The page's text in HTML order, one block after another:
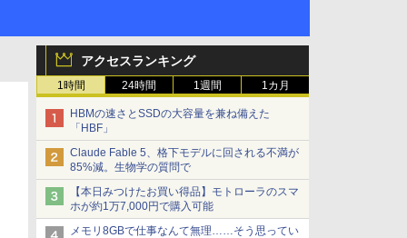
アクセスランキング
1時間 24時間 1週間 1カ月
HBMの速さとSSDの大容量を兼ね備えた
「HBF」
Claude Fable 5、格下モデルに回される不満が
85%減。生物学の質問で
【本日みつけたお買い得品】モトローラのスマ
ホが約1万7,000円で購入可能
メモリ8GBで仕事なんて無理……そう思ってい